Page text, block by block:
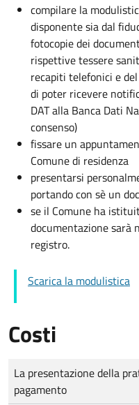
compilare la
disponente sia dal
fotocopie dei
rispettive tessere
recapiti telefonici e
di poter ricevere
DAT alla Banca Dati
consenso)
fissare un
Comune di residenza
presentarsi
portando con sè un
se il Comune ha
documentazione sarà
registro.
Scarica la modulistica
Costi
Tipo di pagamento
Importo
La presentazione della
pagamento